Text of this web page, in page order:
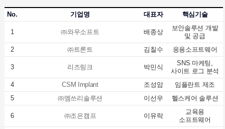
No. 기업명 대표자 핵심기술
1 ㈜와우소프트 배종상
보안솔루션 개발
및 공급
2
㈜트론트 김칠수 응용소프트웨어
3 리즈링크 박민식
SNS 마케팅,
사이트 로그 분석
4
CSM Implant 조성암
임플란트 제조
5
㈜엠쓰리솔루션 이선우 헬스케어 솔루션
6 ㈜조은캠프 이유락
교육용
소프트웨어